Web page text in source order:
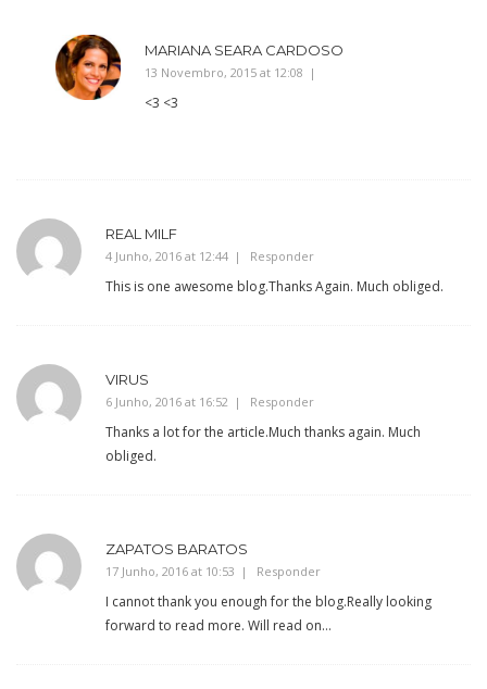
MARIANA SEARA CARDOSO
13 Novembro, 2015 at 12:08
<3 <3
REAL MILF
4 Junho, 2016 at 12:44 Responder
This is one awesome blog.Thanks Again. Much obliged.
VIRUS
6 Junho, 2016 at 16:52 Responder
Thanks a lot for the article.Much thanks again. Much
obliged.
ZAPATOS BARATOS
17 Junho, 2016 at 10:53 Responder
I cannot thank you enough for the blog.Really looking
forward to read more. Will read on…